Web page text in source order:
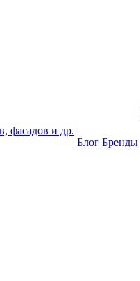
фасадов и др.
Блог Бренды